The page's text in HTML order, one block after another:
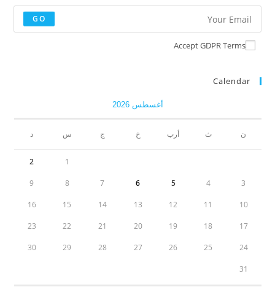
GO
Accept GDPR Terms
Calendar
أغسطس 2026
ن ث أرب خ ج س د
1
2
3
4
5
6
7
8
9
10
11
12
13
14
15
16
17
18
19
20
21
22
23
24
25
26
27
28
29
30
31